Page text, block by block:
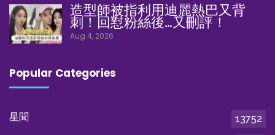
造型師被指利用迪麗熱巴又背
刺！回懟粉絲後…又刪評！
Aug 4, 2026
Popular Categories
星聞
13752